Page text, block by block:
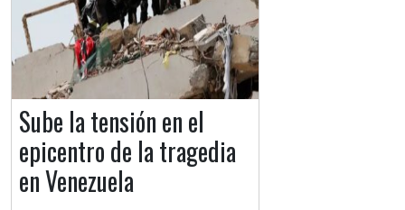
Sube la tensión en el
epicentro de la tragedia
en Venezuela